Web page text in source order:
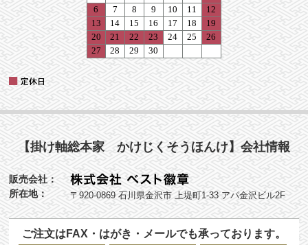
【掛け軸総本家 かけじくそうほんけ】会社情報
販売会社：
所在地：
〒920-0869 石川県金沢市 上堤町1-33 アパ金沢ビル2F
ご注文はFAX・はがき・メールでも承っております。